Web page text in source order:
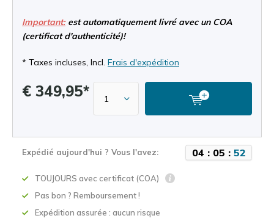
Important:est automatiquement livré avec un COA
(certificat d'authenticité)!
* Taxes incluses, Incl. Frais d'expédition
€ 349,95*
Expédié aujourd'hui ? Vous l'avez: 04 : 05 : 52
TOUJOURS avec certificat (COA)
Pas bon ? Remboursement !
Expédition assurée : aucun risque